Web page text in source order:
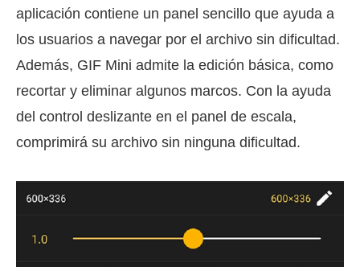
aplicación contiene un panel sencillo que ayuda a
los usuarios a navegar por el archivo sin dificultad.
Además, GIF Mini admite la edición básica, como
recortar y eliminar algunos marcos. Con la ayuda
del control deslizante en el panel de escala,
comprimirá su archivo sin ninguna dificultad.